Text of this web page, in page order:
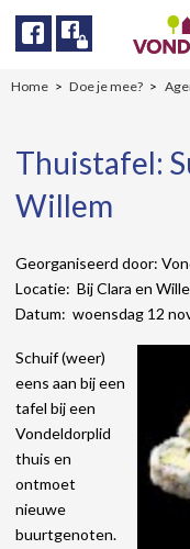
Facebook
Home Doe je mee?
Thuistafel:
Willem
Georganiseerd door:
Locatie: Bij Clara en
Datum: woensdag 12
Schuif (weer)
eens aan bij een
tafel bij een
Vondeldorplid
thuis en
ontmoet
nieuwe
buurtgenoten.